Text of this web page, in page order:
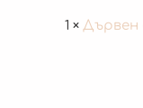
1 × Дървен